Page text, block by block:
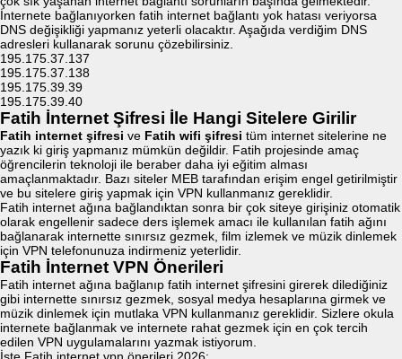
İnternete bağlanıyorken fatih internet bağlantı yok hatası veriyorsa
DNS değişikliği yapmanız yeterli olacaktır. Aşağıda verdiğim DNS
adresleri kullanarak sorunu çözebilirsiniz.
195.175.37.137
195.175.37.138
195.175.39.39
195.175.39.40
Fatih İnternet Şifresi İle Hangi Sitelere Girilir
Fatih internet şifresi ve Fatih wifi şifresi tüm internet sitelerine ne
yazık ki giriş yapmanız mümkün değildir. Fatih projesinde amaç
öğrencilerin teknoloji ile beraber daha iyi eğitim alması
amaçlanmaktadır. Bazı siteler MEB tarafından erişim engel getirilmiştir
ve bu sitelere giriş yapmak için VPN kullanmanız gereklidir.
Fatih internet ağına bağlandıktan sonra bir çok siteye girişiniz otomatik
olarak engellenir sadece ders işlemek amacı ile kullanılan fatih ağını
bağlanarak internette sınırsız gezmek, film izlemek ve müzik dinlemek
için VPN telefonunuza indirmeniz yeterlidir.
Fatih İnternet VPN Önerileri
Fatih internet ağına bağlanıp fatih internet şifresini girerek dilediğiniz
gibi internette sınırsız gezmek, sosyal medya hesaplarına girmek ve
müzik dinlemek için mutlaka VPN kullanmanız gereklidir. Sizlere okula
internete bağlanmak ve internete rahat gezmek için en çok tercih
edilen VPN uygulamalarını yazmak istiyorum.